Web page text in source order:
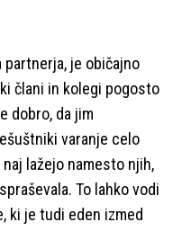
partnerja, je običajno
člani in kolegi pogosto
dobro, da jim
varanje celo
lažejo namesto njih,
To lahko vodi
ki je tudi eden izmed